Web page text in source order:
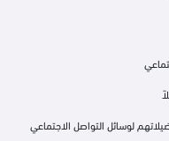
لوسائل التواصل الاجتماعي